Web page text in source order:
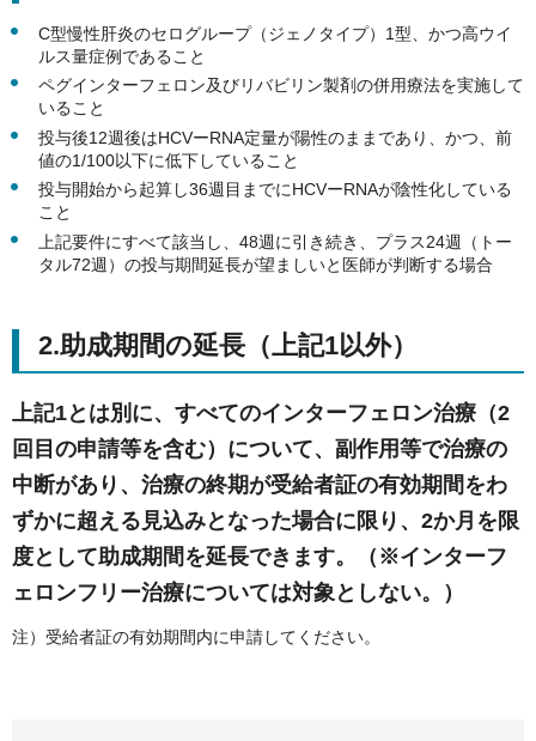
C型慢性肝炎のセログループ（ジェノタイプ）1型、かつ高ウイ
ルス量症例であること
ペグインターフェロン及びリバビリン製剤の併用療法を実施して
いること
投与後12週後はHCVーRNA定量が陽性のままであり、かつ、前
値の1/100以下に低下していること
投与開始から起算し36週目までにHCVーRNAが陰性化している
こと
上記要件にすべて該当し、48週に引き続き、プラス24週（トー
タル72週）の投与期間延長が望ましいと医師が判断する場合
2.助成期間の延長（上記1以外）
上記1とは別に、すべてのインターフェロン治療（2
回目の申請等を含む）について、副作用等で治療の
中断があり、治療の終期が受給者証の有効期間をわ
ずかに超える見込みとなった場合に限り、2か月を限
度として助成期間を延長できます。（※インターフ
ェロンフリー治療については対象としない。）
注）受給者証の有効期間内に申請してください。